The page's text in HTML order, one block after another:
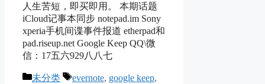
人生苦短，即买即用。 本期话题
iCloud记事本同步 notepad.im Sony
xperia手机间谍事件报道 etherpad和
pad.riseup.net Google Keep QQ\微
信：17五六929八八七
Categories
未分类 Tags
evernote, google keep,